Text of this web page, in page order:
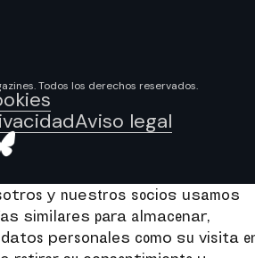
Todos los derechos reservados.
Aviso legal
y nuestros socios usamos
similares para almacenar,
personales como su visita